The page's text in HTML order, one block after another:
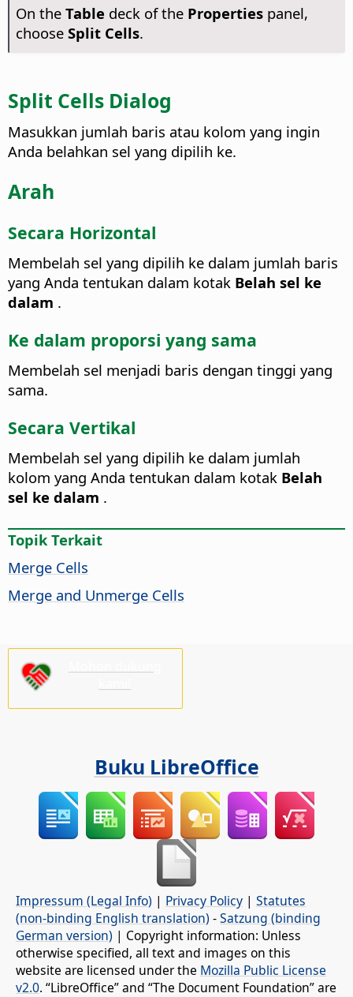
On the Table deck of the Propertiespanel,
choose Split Cells.
Split Cells Dialog
Masukkan jumlah baris atau kolom yang ingin
Anda belahkan sel yang dipilih ke.
Arah
Secara Horizontal
Membelah sel yang dipilih ke dalam jumlah baris
yang Anda tentukan dalam kotak Belah sel ke
dalam .
Ke dalam proporsi yang sama
Membelah sel menjadi baris dengan tinggi yang
sama.
Secara Vertikal
Membelah sel yang dipilih ke dalam jumlah
kolom yang Anda tentukan dalam kotak Belah
sel ke dalam .
Topik Terkait
Merge Cells
Merge and Unmerge Cells
Buku LibreOffice
Impressum (Legal Info) | Privacy Policy | Statutes
(non-binding English translation) -Satzung (binding
German version) | Copyright information: Unless
otherwise specified, all text and images on this
website are licensed under the Mozilla Public License
v2.0. “LibreOffice” and “The Document Foundation” are